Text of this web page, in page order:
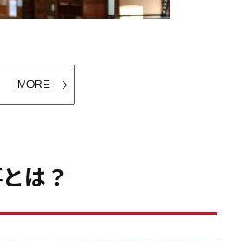
で展示された時には海外の方
ナップ様ならではの「セント
一日のしめくくりをキッチンま
るのと同じくらい重要なのでは
ております。365日、家にいる
しみでなりません。
年末年始には気合を入れてご
。来客の多い家でしたので、中
MORE
は？